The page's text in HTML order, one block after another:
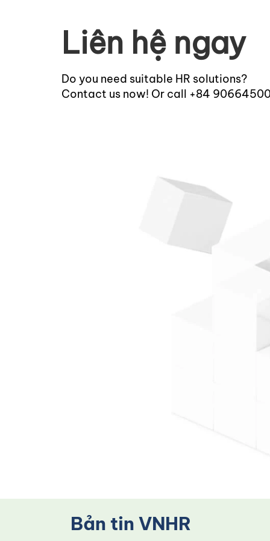
Liên hệ ngay
Do you need suitable HR solutions?
Contact us now! Or call +84
Bản tin VNHR